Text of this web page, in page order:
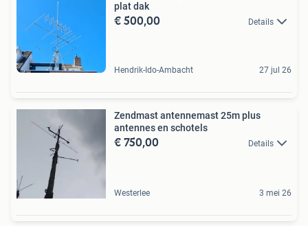
plat dak
€ 500,00 Details
Hendrik-Ido-Ambacht 27 jul 26
Zendmast antennemast 25m plus
antennes en schotels
€ 750,00 Details
Westerlee 3 mei 26